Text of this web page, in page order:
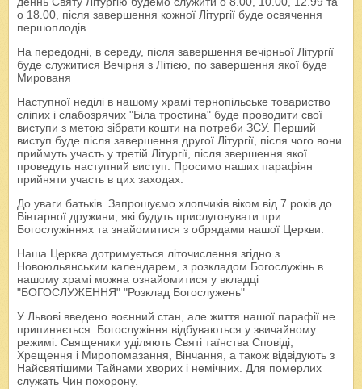
о 18.00, після завершення кожної Літургії буде освячення
першоплодів.
На передодні, в середу, після завершення вечірньої Літургії
буде служитися Вечірня з Літією, по завершення якої буде
Мированя
Наступної неділі в нашому храмі тернопільське товариство
сліпих і слабозрячих "Біла тростина" буде проводити свої
виступи з метою зібрати кошти на потреби ЗСУ. Перший
виступ буде після завершення другої Літургії, після чого вони
приймуть участь у третій Літургії, після звершення якої
проведуть наступний виступ. Просимо наших парафіян
прийняти участь в цих заходах.
До уваги батьків. Запрошуємо хлопчиків віком від 7 років до
Вівтарної дружини, які будуть прислуговувати при
Богослужіннях та знайомитися з обрядами нашої Церкви.
Наша Церква дотримується літочислення згідно з
Новоюльянським календарем, з розкладом Богослужінь в
нашому храмі можна ознайомитися у вкладці
"БОГОСЛУЖЕННЯ" "Розклад Богослужень"
У Львові введено воєнний стан, але життя нашої парафії не
припиняється: Богослужіння відбуваються у звичайному
режимі. Священики уділяють Святі таїнства Сповіді,
Хрещення і Миропомазання, Вінчання, а також відвідують з
Найсвятішими Тайнами хворих і немічних. Для померлих
служать Чин похорону.